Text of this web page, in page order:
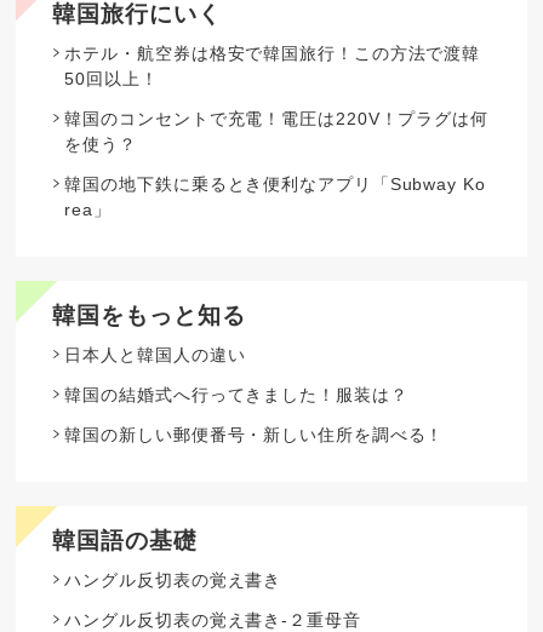
韓国旅行にいく
ホテル・航空券は格安で韓国旅行！この方法で渡韓
50回以上！
韓国のコンセントで充電！電圧は220V！プラグは何
を使う？
韓国の地下鉄に乗るとき便利なアプリ「Subway Ko
rea」
韓国をもっと知る
日本人と韓国人の違い
韓国の結婚式へ行ってきました！服装は？
韓国の新しい郵便番号・新しい住所を調べる！
韓国語の基礎
ハングル反切表の覚え書き
ハングル反切表の覚え書き-２重母音